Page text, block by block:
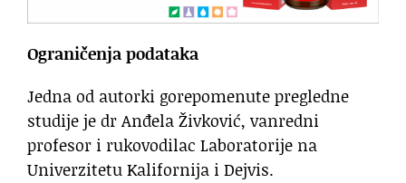
Ograničenja podataka
Jedna od autorki gorepomenute pregledne
studije je dr Anđela Živković, vanredni
profesor i rukovodilac Laboratorije na
Univerzitetu Kalifornija i Dejvis.